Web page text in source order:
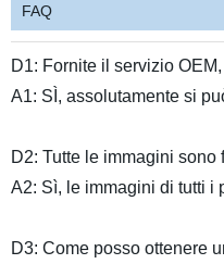
FAQ
D1: Fornite il servizio
A1: SÌ, assolutamente si
D2: Tutte le immagini sono
A2: Sì, le immagini di tutti i
D3: Come posso ottenere